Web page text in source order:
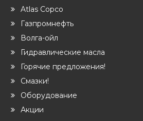
Atlas Copco
Газпромнефть
Волга-ойл
Гидравлические масла
Горячие предложения!
Смазки!
Оборудование
Акции